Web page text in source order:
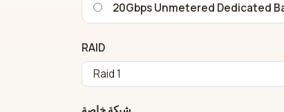
20Gbps Unmetered Dedicated
RAID
شبكة خاصة